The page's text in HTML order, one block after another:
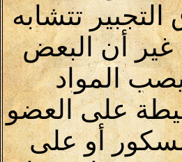
تتشابه
غير أن البعض
المواد
على العضو
أو على